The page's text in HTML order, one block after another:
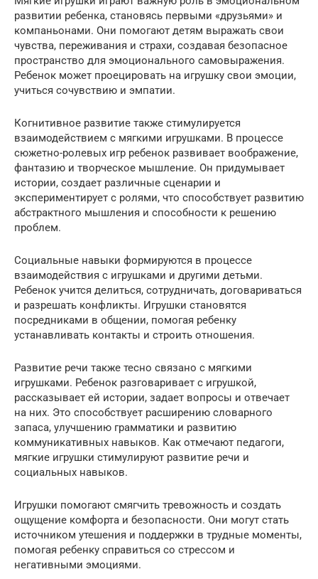
развитии ребенка, становясь первыми «друзьями» и
компаньонами. Они помогают детям выражать свои
чувства, переживания и страхи, создавая безопасное
пространство для эмоционального самовыражения.
Ребенок может проецировать на игрушку свои эмоции,
учиться сочувствию и эмпатии.
Когнитивное развитие также стимулируется
взаимодействием с мягкими игрушками. В процессе
сюжетно-ролевых игр ребенок развивает воображение,
фантазию и творческое мышление. Он придумывает
истории, создает различные сценарии и
экспериментирует с ролями, что способствует развитию
абстрактного мышления и способности к решению
проблем.
Социальные навыки формируются в процессе
взаимодействия с игрушками и другими детьми.
Ребенок учится делиться, сотрудничать, договариваться
и разрешать конфликты. Игрушки становятся
посредниками в общении, помогая ребенку
устанавливать контакты и строить отношения.
Развитие речи также тесно связано с мягкими
игрушками. Ребенок разговаривает с игрушкой,
рассказывает ей истории, задает вопросы и отвечает
на них. Это способствует расширению словарного
запаса, улучшению грамматики и развитию
коммуникативных навыков. Как отмечают педагоги,
мягкие игрушки стимулируют развитие речи и
социальных навыков.
Игрушки помогают смягчить тревожность и создать
ощущение комфорта и безопасности. Они могут стать
источником утешения и поддержки в трудные моменты,
помогая ребенку справиться со стрессом и
негативными эмоциями.